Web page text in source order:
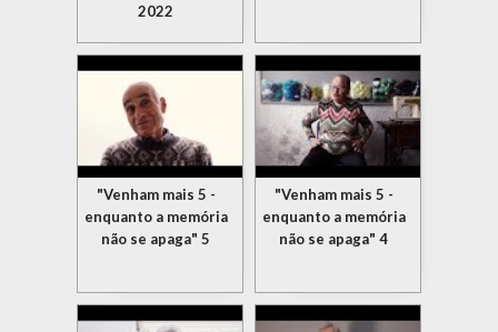
2022
"Venham mais 5 -
enquanto a memória
não se apaga" 5
"Venham mais 5 -
enquanto a memória
não se apaga" 4